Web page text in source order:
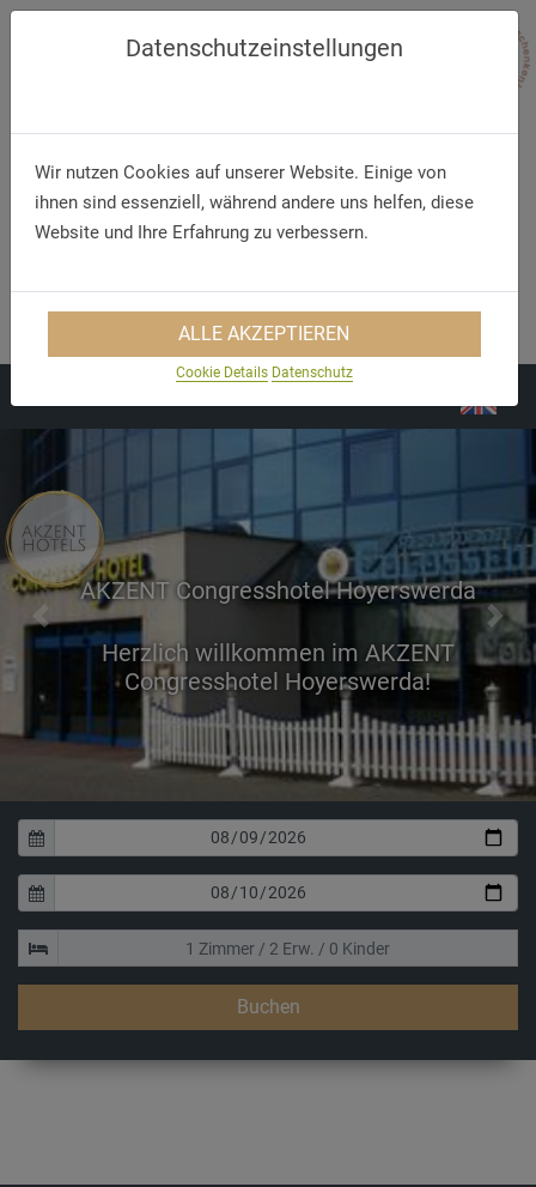
+49 (35 71) 46 3 0
info@congresshotel-
AKZENT Congresshotel Hoyerswerda
Previous Next
Buchen
Datenschutzeinstellungen
Wir nutzen Cookies auf unserer Website. Einige von
ihnen sind essenziell, während andere uns helfen, diese
Website und Ihre Erfahrung zu verbessern.
ALLE AKZEPTIEREN
Cookie Details Datenschutz